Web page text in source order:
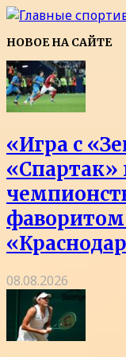
НОВОЕ НА САЙТЕ
«Игра с
«Спартак»
08.08.2026